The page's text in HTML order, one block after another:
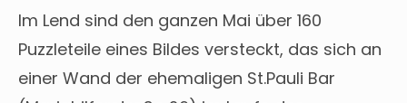
Im Lend sind den ganzen Mai über 160
Puzzleteile eines Bildes versteckt, das sich an
einer Wand der ehemaligen St.Pauli Bar